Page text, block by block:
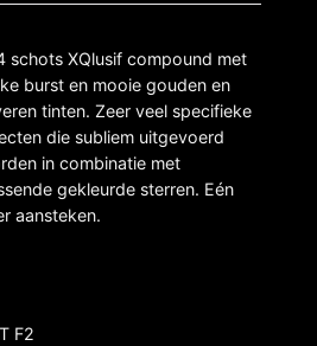
schots XQlusif compound met
burst en mooie gouden en
tinten. Zeer veel specifieke
die subliem uitgevoerd
in combinatie met
gekleurde sterren. Eén
aansteken.
F2